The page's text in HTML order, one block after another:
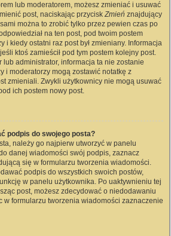
lub moderatorem, możesz zmieniać i usuwać
post, naciskając przyciskZmień znajdujący
można to zrobić tylko przez pewien czas po
na ten post, pod twoim postem
i kiedy ostatni raz post był zmieniany. Informacja
ktoś zamieścił pod tym postem kolejny post.
lub administrator, informacja ta nie zostanie
i moderatorzy mogą zostawić notatkę z
zmieniali. Zwykli użytkownicy nie mogą usuwać
ich postem nowy post.
podpis do swojego posta?
należy go najpierw utworzyć w panelu
danej wiadomości swój podpis, zaznacz
się w formularzu tworzenia wiadomości.
podpis do wszystkich swoich postów,
w panelu użytkownika. Po uaktywnieniu tej
post, możesz zdecydować o niedodawaniu
w formularzu tworzenia wiadomości zaznaczenie